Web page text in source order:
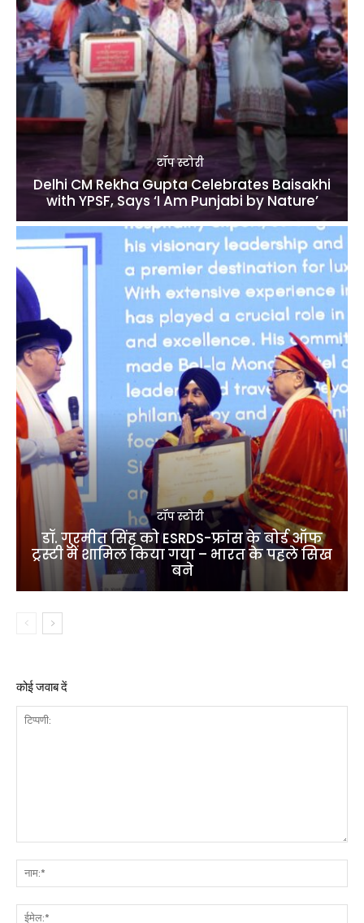
टॉप स्टोरी
Delhi CM Rekha Gupta Celebrates Baisakhi
with YPSF, Says ‘I Am Punjabi by Nature’
टॉप स्टोरी
डॉ. गुरमीत सिंह को ESRDS-फ्रांस के बोर्ड ऑफ
ट्रस्टी में शामिल किया गया – भारत के पहले सिख
बने
कोई जवाब दें